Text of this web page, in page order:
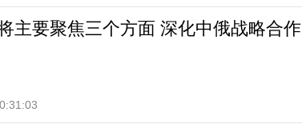
主要聚焦三个方面 深化中俄战略合作